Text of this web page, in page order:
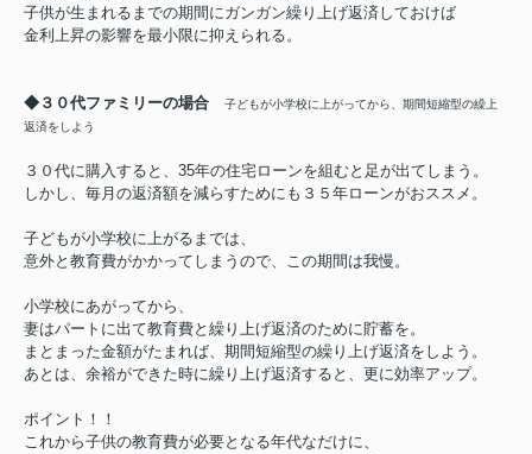
子供が生まれるまでの期間にガンガン繰り上げ返済しておけば
金利上昇の影響を最小限に抑えられる。
◆３０代ファミリーの場合
子どもが小学校に上がってから、期間短縮型の繰上
返済をしよう
３０ 代に購入すると、 35年の住宅ローンを組むと足が出てしまう。
しかし、毎月の返済額を減らすためにも ３５ 年ローンがおススメ。
子どもが小学校に上がるまでは、
意外と教育費がかかってしまうので、この期間は我慢。
小学校にあがってから、
妻はパートに出て教育費と繰り上げ返済のために貯蓄を。
まとまった金額がたまれば、期間短縮型の繰り上げ返済をしよう。
あとは、余裕ができた時に繰り上げ返済すると、更に効率アップ。
ポイント！！
これから子供の教育費が必要となる年代なだけに、